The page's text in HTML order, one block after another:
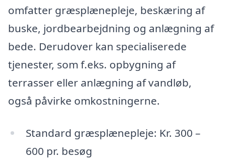
omfatter græsplænepleje, beskæring af
buske, jordbearbejdning og anlægning af
bede. Derudover kan specialiserede
tjenester, som f.eks. opbygning af
terrasser eller anlægning af vandløb,
også påvirke omkostningerne.
Standard græsplænepleje: Kr. 300 –
600 pr. besøg